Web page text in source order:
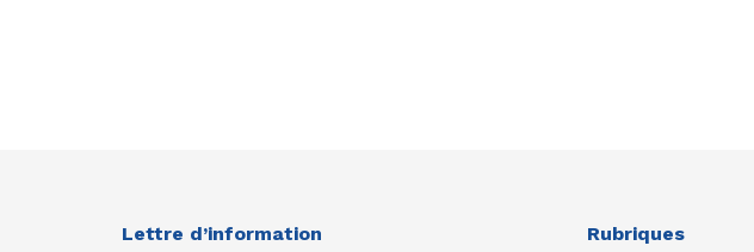
Lettre d’information Rubriques